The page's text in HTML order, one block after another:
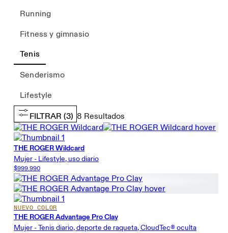
Running
Fitness y gimnasio
Tenis
Senderismo
Lifestyle
FILTRAR (3) 8 Resultados
THE ROGER Wildcard
Mujer - Lifestyle, uso diario
$999.990
NUEVO COLOR
THE ROGER Advantage Pro Clay
Mujer - Tenis diario, deporte de raqueta, CloudTec® oculta